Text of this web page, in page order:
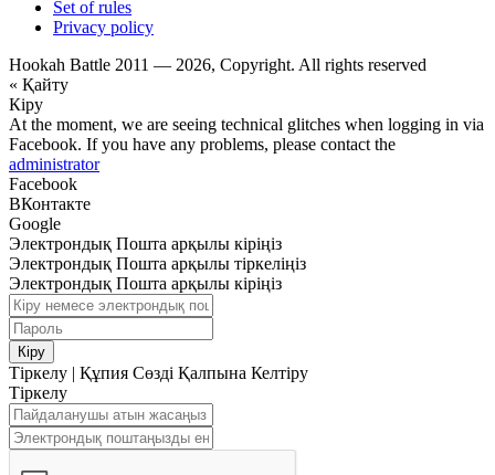
Set of rules
Privacy policy
Hookah Battle 2011 — 2026, Copyright. All rights reserved
« Қайту
Кіру
At the moment, we are seeing technical glitches when logging in via
Facebook. If you have any problems, please contact the
administrator
Facebook
ВКонтакте
Google
Электрондық Пошта арқылы кіріңіз
Электрондық Пошта арқылы тіркеліңіз
Электрондық Пошта арқылы кіріңіз
Кіру
Тіркелу | Құпия Сөзді Қалпына Келтіру
Тіркелу